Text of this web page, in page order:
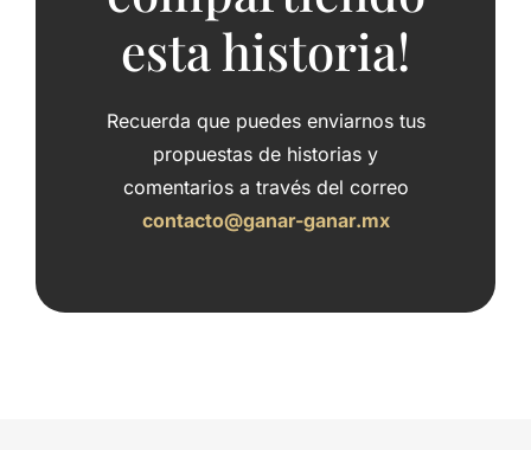
esta historia!
Recuerda que puedes enviarnos tus
propuestas de historias y
comentarios a través del correo
contacto@ganar-ganar.mx